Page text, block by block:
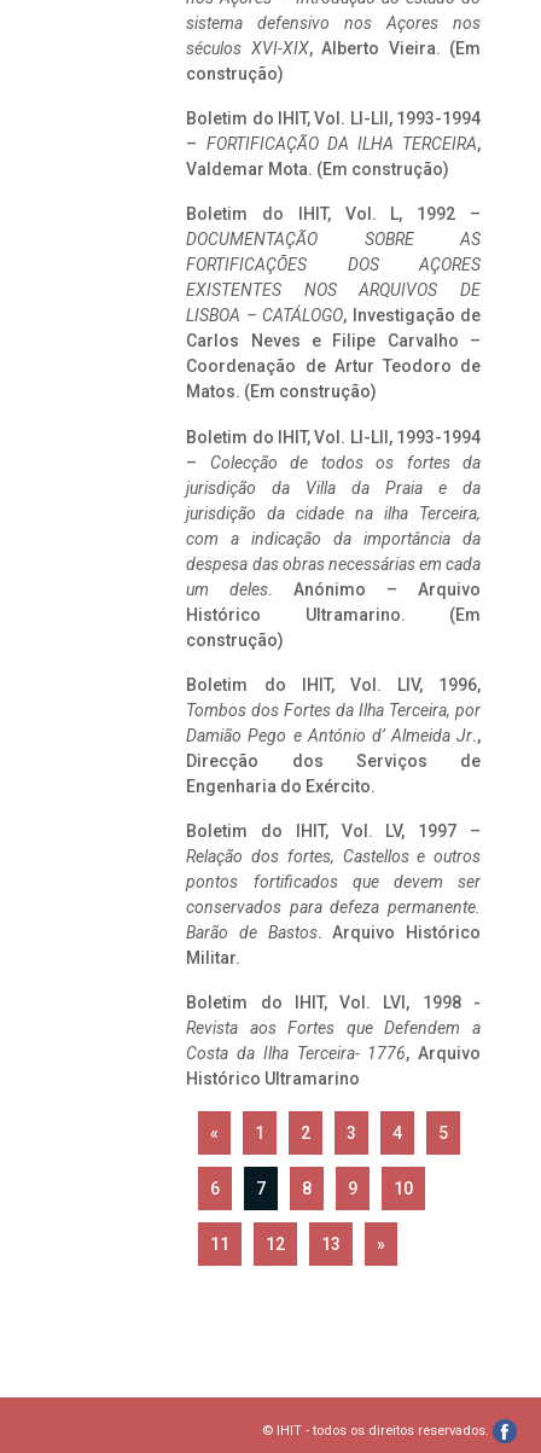
sistema defensivo nos Açores nos
séculos XVI-XIX, Alberto Vieira. (Em
construção)
Boletim do IHIT, Vol. LI-LII, 1993-1994
– FORTIFICAÇÃO DA ILHA TERCEIRA,
Valdemar Mota. (Em construção)
Boletim do IHIT, Vol. L, 1992 –
DOCUMENTAÇÃO SOBRE AS
FORTIFICAÇÕES DOS AÇORES
EXISTENTES NOS ARQUIVOS DE
LISBOA – CATÁLOGO, Investigação de
Carlos Neves e Filipe Carvalho –
Coordenação de Artur Teodoro de
Matos. (Em construção)
Boletim do IHIT, Vol. LI-LII, 1993-1994
– Colecção de todos os fortes da
jurisdição da Villa da Praia e da
jurisdição da cidade na ilha Terceira,
com a indicação da importância da
despesa das obras necessárias em cada
um deles. Anónimo – Arquivo
Histórico Ultramarino. (Em
construção)
Boletim do IHIT, Vol. LIV, 1996,
Tombos dos Fortes da Ilha Terceira, por
Damião Pego e António d’ Almeida Jr.,
Direcção dos Serviços de
Engenharia do Exército.
Boletim do IHIT, Vol. LV, 1997 –
Relação dos fortes, Castellos e outros
pontos fortificados que devem ser
conservados para defeza permanente.
Barão de Bastos. Arquivo Histórico
Militar.
Boletim do IHIT, Vol. LVI, 1998 -
Revista aos Fortes que Defendem a
Costa da Ilha Terceira- 1776, Arquivo
Histórico Ultramarino
« 1 2 3 4 5
6 7 8 9 10
11 12 13 »
© IHIT - todos os direitos reservados.